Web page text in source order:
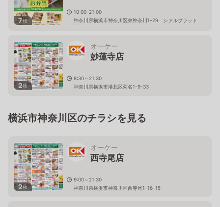
7枚
10:00-21:00
神奈川県横浜市神奈川区東神奈川1-29 シァルプラット
2F
2枚
オーケー
妙蓮寺店
8:30～21:30
神奈川県横浜市港北区菊名1-9-33
横浜市神奈川区のチラシを見る
2枚
オーケー
西寺尾店
9:00～21:30
神奈川県横浜市神奈川区西寺尾1-16-15